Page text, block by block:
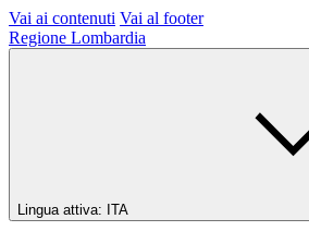
Vai ai contenuti Vai al footer
Regione Lombardia
Lingua attiva: ITA